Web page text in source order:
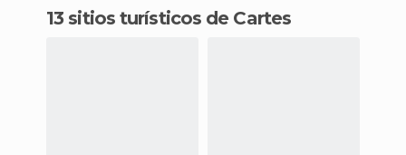
13 sitios turísticos de Cartes